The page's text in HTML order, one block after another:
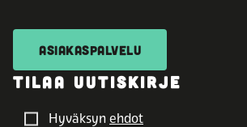
ASIAKASPALVELU
TILAA UUTISKIRJE
Hyväksyn ehdot